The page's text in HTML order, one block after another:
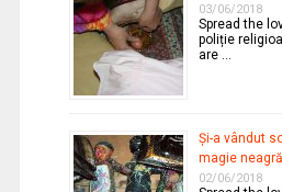
03/06/2018
Spread the
poliție
are …
Şi-a vândut
magie neagră
02/06/2018